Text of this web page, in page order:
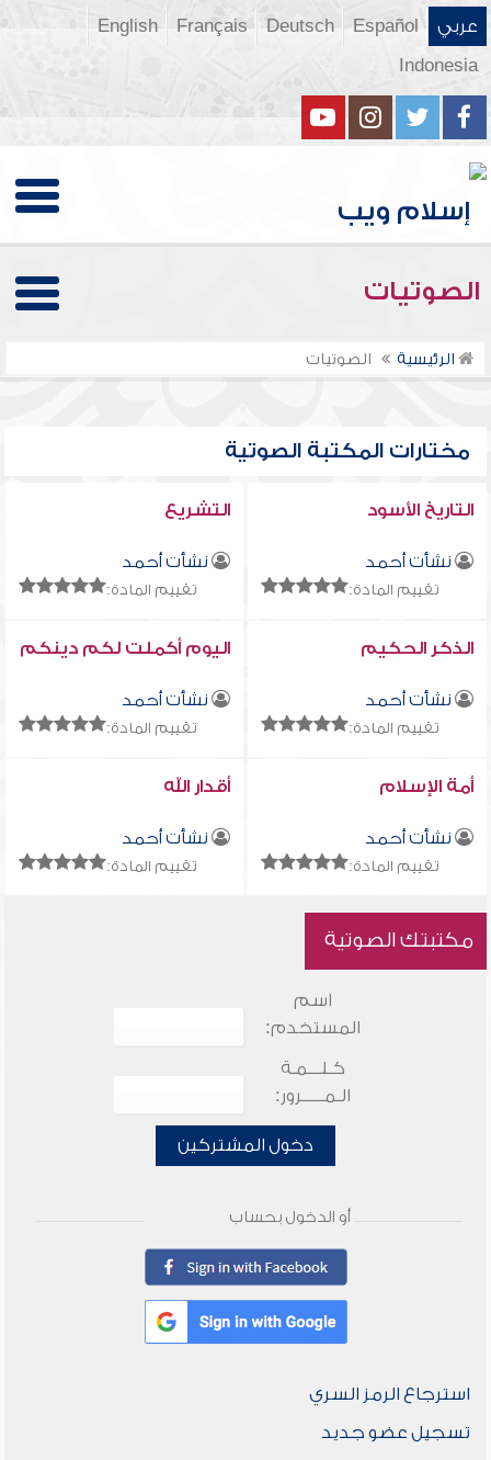
عربي Español
Deutsch
Français
English
Indonesia
الصوتيات
الرئيسية الصوتيات
مختارات المكتبة الصوتية
التاريخ الأسود
نشأت أحمد
تقييم المادة:
التشريع
نشأت أحمد
تقييم المادة:
الذكر الحكيم
نشأت أحمد
تقييم المادة:
اليوم أكملت لكم دينكم
نشأت أحمد
تقييم المادة:
أمة الإسلام
نشأت أحمد
تقييم المادة:
أقدار الله
نشأت أحمد
تقييم المادة:
مكتبتك الصوتية
اسم
المستخدم:
كـلـــمـة
الـمـــــرور:
دخول المشتركين
أو الدخول بحساب
استرجاع الرمز السري
تسجيل عضو جديد